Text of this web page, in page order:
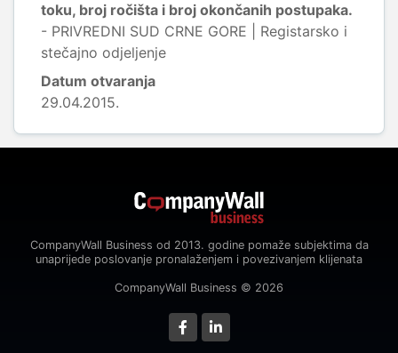
toku, broj ročišta i broj okončanih postupaka.
- PRIVREDNI SUD CRNE GORE | Registarsko i
stečajno odjeljenje
Datum otvaranja
29.04.2015.
CompanyWall Business od 2013. godine pomaže subjektima da
unaprijede poslovanje pronalaženjem i povezivanjem klijenata
CompanyWall Business © 2026